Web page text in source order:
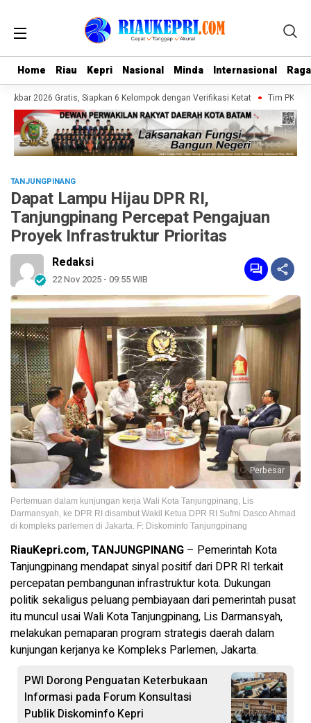
Home Riau Kepri Nasional Minda Internasional
Home Riau Kepri Nasional Minda Internasional
Akbar 2026 Gratis, Siapkan 6 Kelompok dengan Verifikasi Ketat Tim PKM
TANJUNGPINANG
Dapat Lampu Hijau DPR RI,
Tanjungpinang Percepat Pengajuan
Proyek Infrastruktur Prioritas
Redaksi
22 Nov 2025 - 09:55 WIB
Perbesar
Pertemuan dalam kunjungan kerja Wali Kota Tanjungpinang, Lis
Darmansyah, ke DPR RI disambut Wakil Ketua DPR RI Sufmi Dasco Ahmad
di kompleks parlemen di Jakarta. F: Diskominfo Tanjungpinang
RiauKepri.com, TANJUNGPINANG – Pemerintah Kota
Tanjungpinang mendapat sinyal positif dari DPR RI terkait
percepatan pembangunan infrastruktur kota. Dukungan
politik sekaligus peluang pembiayaan dari pemerintah pusat
itu muncul usai Wali Kota Tanjungpinang, Lis Darmansyah,
melakukan pemaparan program strategis daerah dalam
kunjungan kerjanya ke Kompleks Parlemen, Jakarta.
PWI Dorong Penguatan Keterbukaan
Informasi pada Forum Konsultasi
Publik Diskominfo Kepri